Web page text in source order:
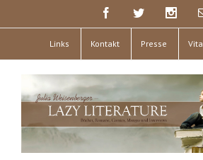
Links Kontakt Presse Vita